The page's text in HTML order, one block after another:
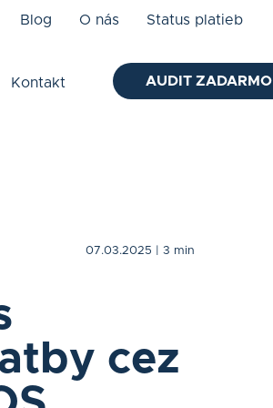
Status platieb
O nás
Blog
AUDIT ZADARMO
Kontakt
07.03.2025 | 3 min
cez